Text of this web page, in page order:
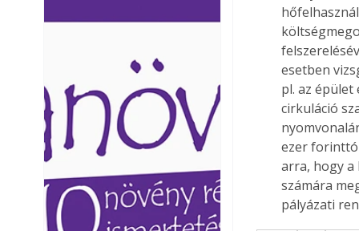
Ezermester
Laptapir kényelmes
mert: – t
esetben
pl. az
cirkuláció
ezer
arra, hogy a
számára
pályázati